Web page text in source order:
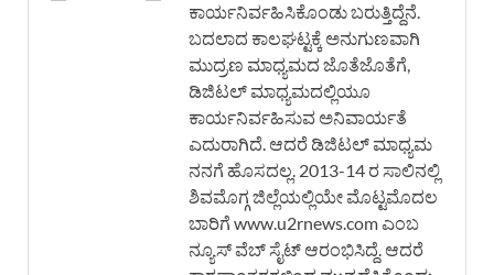
ಕಾರ್ಯನಿರ್ವಹಿಸಿಕೊಂಡು ಬರುತ್ತಿದ್ದೆನೆ.
ಬದಲಾದ ಕಾಲಘಟ್ಟಕ್ಕೆ ಅನುಗುಣವಾಗಿ
ಮುದ್ರಣ ಮಾಧ್ಯಮದ ಜೊತೆಜೊತೆಗೆ,
ಡಿಜಿಟಲ್ ಮಾಧ್ಯಮದಲ್ಲಿಯೂ
ಕಾರ್ಯನಿರ್ವಹಿಸುವ ಅನಿವಾರ್ಯತೆ
ಎದುರಾಗಿದೆ. ಆದರೆ ಡಿಜಿಟಲ್ ಮಾಧ್ಯಮ
ನನಗೆ ಹೊಸದಲ್ಲ. 2013-14 ರ ಸಾಲಿನಲ್ಲಿ
ಶಿವಮೊಗ್ಗ ಜಿಲ್ಲೆಯಲ್ಲಿಯೇ ಮೊಟ್ಟಮೊದಲ
ಬಾರಿಗೆ www.u2rnews.com ಎಂಬ
ನ್ಯೂಸ್ ವೆಬ್ ಸೈಟ್ ಆರಂಭಿಸಿದ್ದೆ. ಆದರೆ